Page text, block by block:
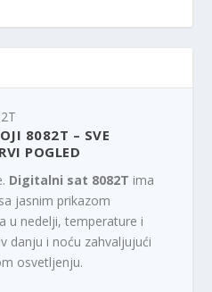
a
:
.
9
0
,
0
0
8082T – SVE
POGLED
Digitalni sat 8082T ima
jasnim prikazom
u nedelji, temperature i
danju i noću zahvaljujući
osvetljenju.